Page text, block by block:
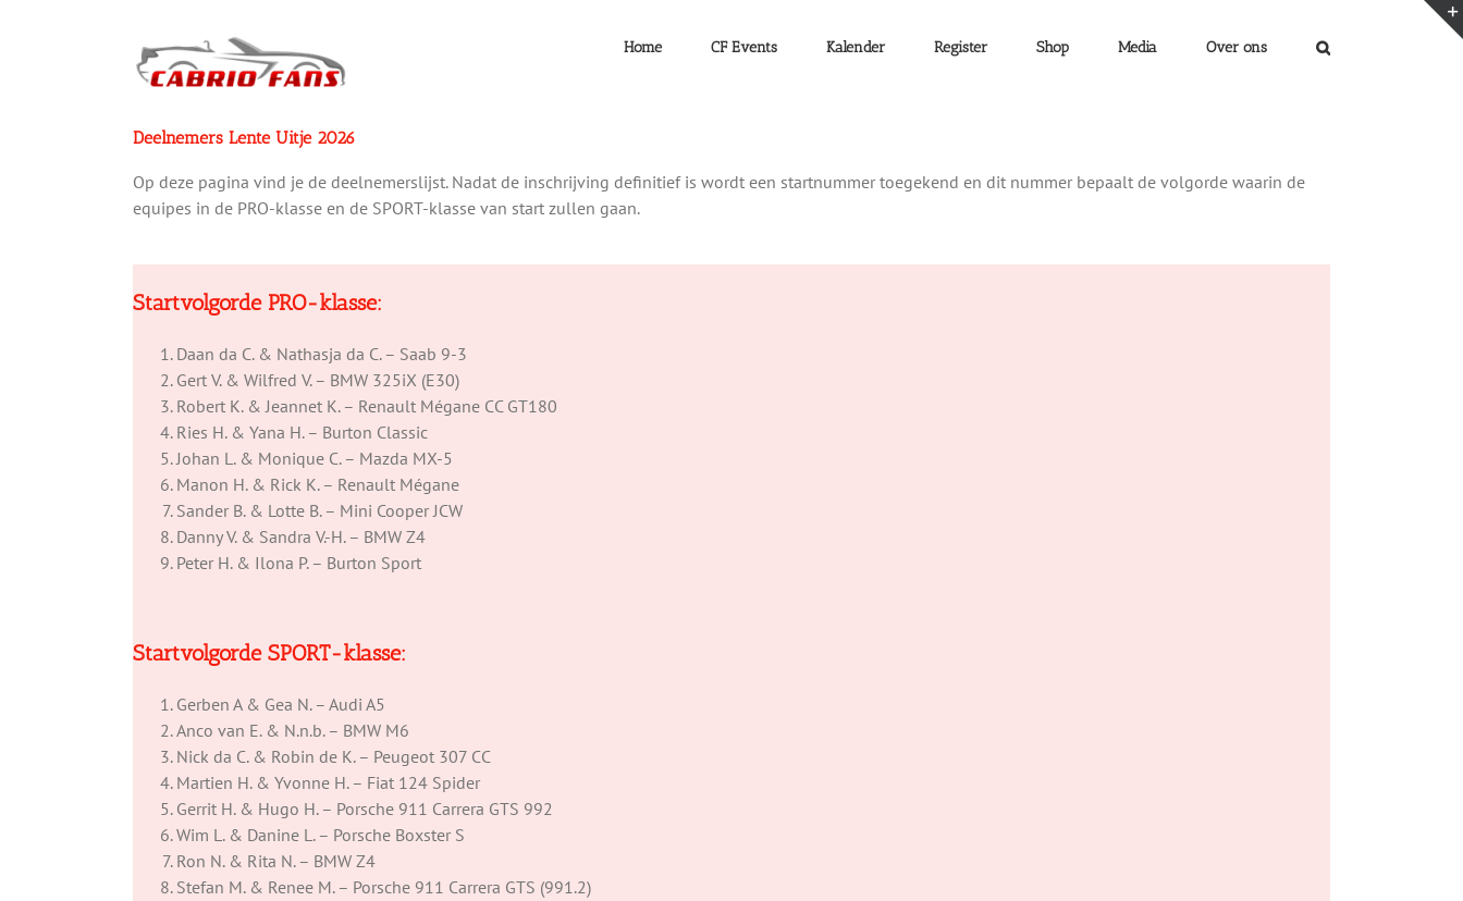
Home CF Events Kalender Register Shop Media Over ons
Deelnemers Lente Uitje 2026
Op deze pagina vind je de deelnemerslijst. Nadat de inschrijving definitief is wordt een startnummer toegekend en dit nummer bepaalt de volgorde waarin de
equipes in de PRO-klasse en de SPORT-klasse van start zullen gaan.
Startvolgorde PRO-klasse:
Daan da C. & Nathasja da C. – Saab 9-3
Gert V. & Wilfred V. – BMW 325iX (E30)
Robert K. & Jeannet K. – Renault Mégane CC GT180
Ries H. & Yana H. – Burton Classic
Johan L. & Monique C. – Mazda MX-5
Manon H. & Rick K. – Renault Mégane
Sander B. & Lotte B. – Mini Cooper JCW
Danny V. & Sandra V.-H. – BMW Z4
Peter H. & Ilona P. – Burton Sport
Startvolgorde SPORT-klasse:
Gerben A & Gea N. – Audi A5
Anco van E. & N.n.b. – BMW M6
Nick da C. & Robin de K. – Peugeot 307 CC
Martien H. & Yvonne H. – Fiat 124 Spider
Gerrit H. & Hugo H. – Porsche 911 Carrera GTS 992
Wim L. & Danine L. – Porsche Boxster S
Ron N. & Rita N. – BMW Z4
Stefan M. & Renee M. – Porsche 911 Carrera GTS (991.2)